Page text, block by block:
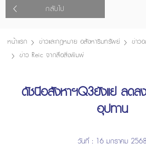
กลับไป
หน้าแรก ข่าวและกฎหมาย อสังหาริมทรัพย์
ข่าว
ข่าว Reic จากสื่อสิ่งพิมพ์
ดัชนีอสังหาฯQ3ยังแย่ ลดล
อุปทาน
วันที่ : 16 มกราคม 2568